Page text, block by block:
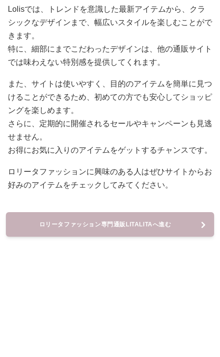
Lolisでは、トレンドを意識した最新アイテムから、クラ
シックなデザインまで、幅広いスタイルを楽しむことがで
きます。
特に、細部にまでこだわったデザインは、他の通販サイト
では味わえない特別感を提供してくれます。
また、サイトは使いやすく、目的のアイテムを簡単に見つ
けることができるため、初めての方でも安心してショッピ
ングを楽しめます。
さらに、定期的に開催されるセールやキャンペーンも見逃
せません。
お得にお気に入りのアイテムをゲットするチャンスです。
ロリータファッションに興味のある人はぜひサイトからお
好みのアイテムをチェックしてみてください。
ロリータファッション専門通販LITALITAへ進む